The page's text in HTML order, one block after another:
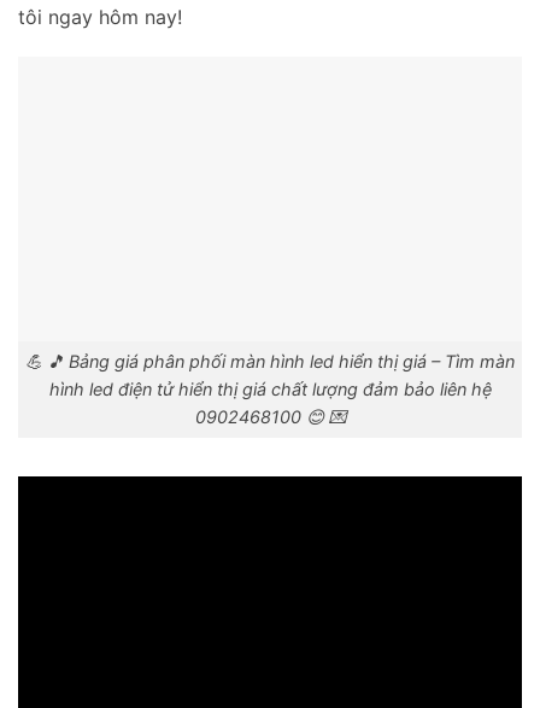
tôi ngay hôm nay!
💪 🎵 Bảng giá phân phối màn hình led hiển thị giá – Tìm màn
hình led điện tử hiển thị giá chất lượng đảm bảo liên hệ
0902468100 😊 💌